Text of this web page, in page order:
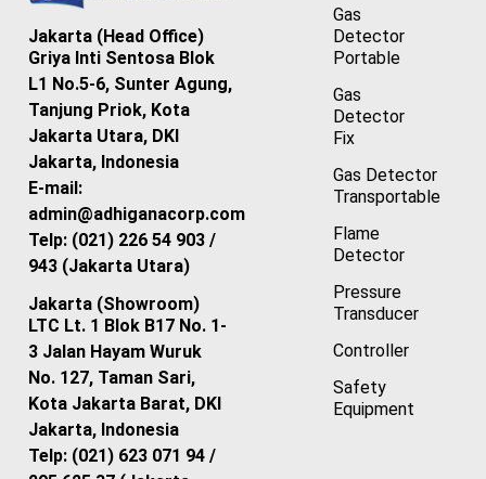
Jakarta (Head Office)
Griya Inti Sentosa Blok
L1 No.5-6, Sunter Agung,
Tanjung Priok, Kota
Jakarta Utara, DKI
Jakarta, Indonesia
E-mail:
admin@adhiganacorp.com
Telp: (021) 226 54 903 /
943 (Jakarta Utara)
Jakarta (Showroom)
LTC Lt. 1 Blok B17 No. 1-
3 Jalan Hayam Wuruk
No. 127, Taman Sari,
Kota Jakarta Barat, DKI
Jakarta, Indonesia
Telp: (021) 623 071 94 /
Gas
Detector
Portable
Gas
Detector
Fix
Gas Detector
Transportable
Flame
Detector
Pressure
Transducer
Controller
Safety
Equipment